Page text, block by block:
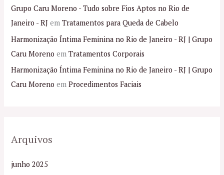
Grupo Caru Moreno - Tudo sobre Fios Aptos no Rio de
Janeiro - RJ emTratamentos para Queda de Cabelo
Harmonização Íntima Feminina no Rio de Janeiro - RJ | Grupo
Caru Moreno emTratamentos Corporais
Harmonização Íntima Feminina no Rio de Janeiro - RJ | Grupo
Caru Moreno emProcedimentos Faciais
Arquivos
junho 2025